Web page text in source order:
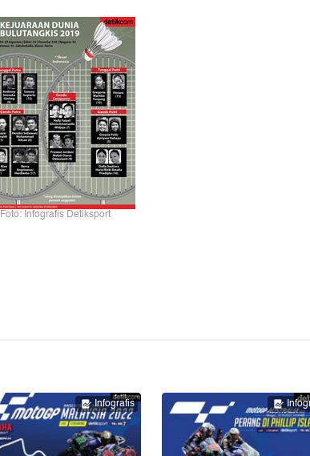
Foto: Infografis Detiksport
Infografis